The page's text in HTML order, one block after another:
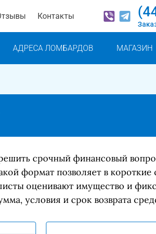
Контакты
АДРЕСА ЛОМБАРДОВ МАГАЗИН
срочный финансовый
формат позволяет в короткие
оценивают имущество и
условия и срок возврата